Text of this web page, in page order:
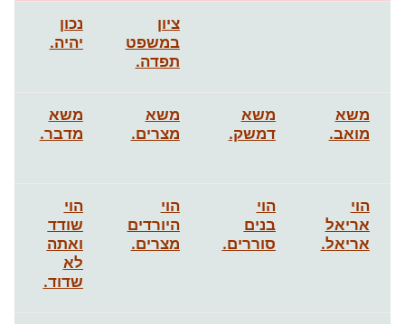
ציון
במשפט
תפדה.
נכון
יהיה.
משא
מואב.
משא
דמשק.
משא
מצרים.
משא
מדבר.
הוי
אריאל
אריאל.
הוי
בנים
סוררים.
הוי
היורדים
מצרים.
הוי
שודד
ואתה
לא
שדוד.